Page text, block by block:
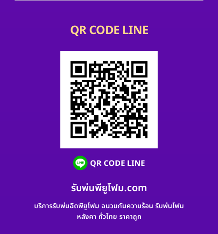
QR CODE LINE
QR CODE LINE
รับพ่นพียูโฟม.com
บริการรับพ่นฉีดพียูโฟม ฉนวนกันความร้อน รับพ่นโฟม
หลังคา ทั่วไทย ราคาถูก